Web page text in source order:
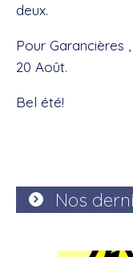
deux.
Pour Garancières
20 Août.
Bel été!
Nos